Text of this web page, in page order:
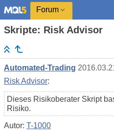
Forum
Skripte: Risk Advisor
Automated-Trading
Risk Advisor:
Dieses Risikoberater Skript
Risiko.
Autor: T-1000